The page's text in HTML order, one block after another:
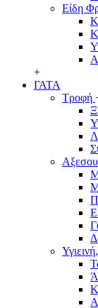
Είδη
+
ΓΑΤΑ
Τροφή